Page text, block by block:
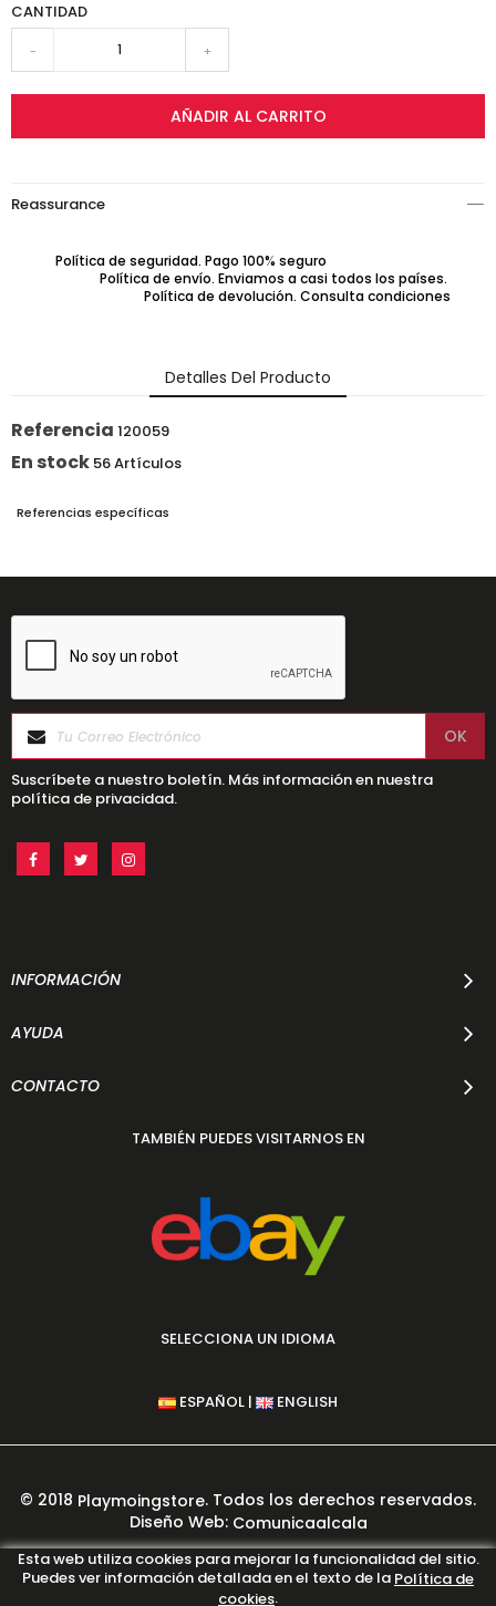
CANTIDAD
- +
AÑADIR AL CARRITO
Reassurance
Política de seguridad. Pago 100% seguro
Política de envío. Enviamos a casi todos los países.
Política de devolución. Consulta condiciones
Detalles Del Producto
Referencia 120059
En stock 56 Artículos
Referencias específicas
Suscríbete a nuestro boletín. Más información en nuestra
política de privacidad.
INFORMACIÓN
AYUDA
CONTACTO
TAMBIÉN PUEDES VISITARNOS EN
SELECCIONA UN IDIOMA
ESPAÑOL | ENGLISH
Esta web utiliza cookies para mejorar la funcionalidad del sitio.
Puedes ver información detallada en el texto de la Política de
cookies.
© 2018 Playmoingstore. Todos los derechos reservados.
Diseño Web: Comunicaalcala
PAGO 100% SEGURO GARANTIZADO